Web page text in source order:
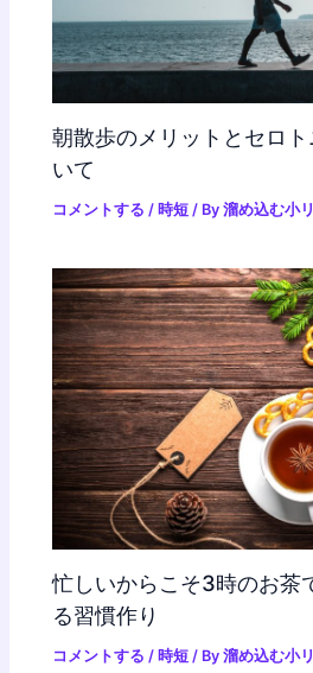
朝散歩のメリットとセロ
いて
コメントする /時短 / By溜め込む小
忙しいからこそ3時のお茶
る習慣作り
コメントする / 時短 / By溜め込む小